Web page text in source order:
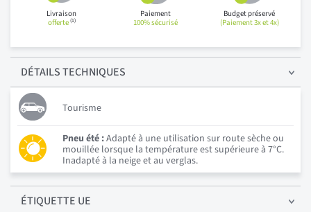
Livraison
offerte(1)
Paiement
100% sécurisé
Budget préservé
(Paiement 3x et 4x)
DÉTAILSTECHNIQUES
Tourisme
Pneu été :Adapté à une utilisation sur route sèche ou
mouillée lorsque la température est supérieure à 7°C.
Inadapté à la neige et au verglas.
ÉTIQUETTE UE